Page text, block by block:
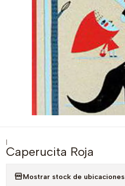
|
Caperucita Roja
Mostrar stock de ubicaciones